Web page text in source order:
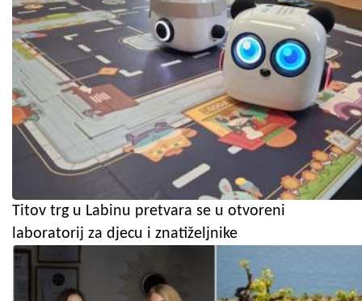
Titov trg u Labinu pretvara se u otvoreni
laboratorij za djecu i znatiželjnike